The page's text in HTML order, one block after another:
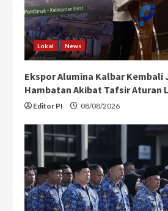
Lokal News
Ekspor Alumina Kalbar Kembali
Hambatan Akibat Tafsir Aturan
Editor PI 08/08/2026